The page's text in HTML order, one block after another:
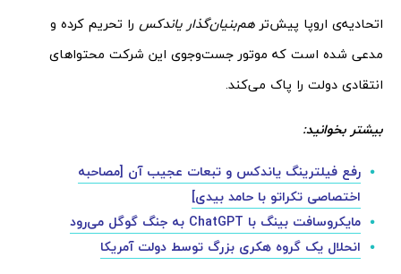
اتحادیه‌ی اروپا پیش‌ترهم‌بنیان‌گذار یاندکس را تحریم کرده و
مدعی شده است که موتور جست‌و‌جوی این شرکت محتواهای
انتقادی دولت را پاک می‌کند.
بیشتر بخوانید:
رفع فیلترینگ یاندکس و تبعات عجیب آن [مصاحبه
اختصاصی تکراتو با حامد بیدی]
مایکروسافت بینگ با ChatGPT به جنگ گوگل می‌رود
انحلال یک گروه هکری بزرگ توسط دولت آمریکا